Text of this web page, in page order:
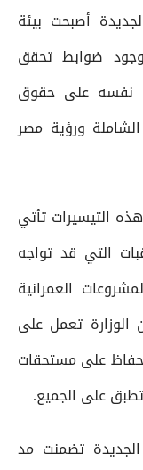
أصبحت بيئة
ضوابط تحقق
نفسه على حقوق
ورؤية مصر
التيسيرات تأتي
التي قد تواجه
العمرانية
الوزارة تعمل على
على مستحقات
على الجميع.
تضمنت مد